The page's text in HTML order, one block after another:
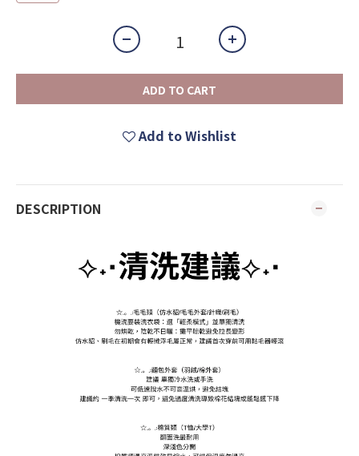
ADD TO CART
Add to Wishlist
DESCRIPTION